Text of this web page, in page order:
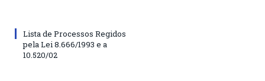
Lista de Processos Regidos
pela Lei 8.666/1993 e a
10.520/02